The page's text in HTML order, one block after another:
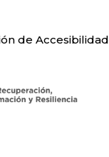
de Accesibilidad